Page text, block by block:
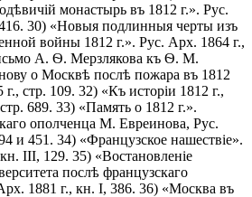
монастырь въ 1812 г.». Рус.
30) «Новыя подлинныя черты изъ
войны 1812 г.». Рус. Арх. 1864 г.,
А. Ѳ. Мерзлякова къ Ѳ. М.
о Москвѣ послѣ пожара въ 1812
стр. 109. 32) «Къ исторіи 1812 г.,
689. 33) «Память о 1812 г.».
ополченца М. Евреинова, Рус.
и 451. 34) «Французское нашествіе».
III, 129. 35) «Востановленіе
послѣ французскаго
1881 г., кн. I, 386. 36) «Москва въ